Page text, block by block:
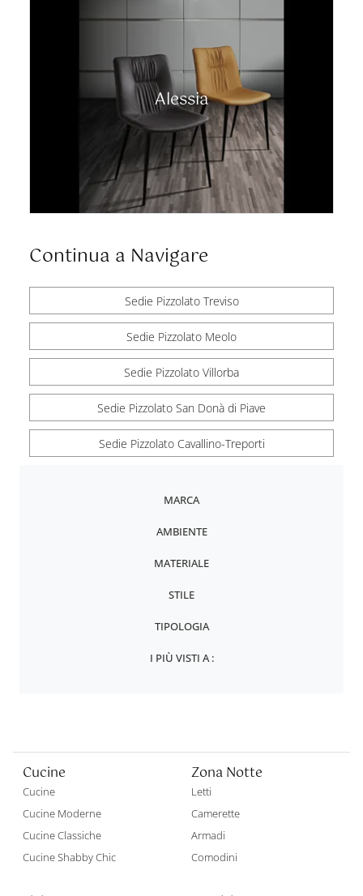
Alessia
Continua a Navigare
Sedie Pizzolato Treviso
Sedie Pizzolato Meolo
Sedie Pizzolato Villorba
Sedie Pizzolato San Donà di Piave
Sedie Pizzolato Cavallino-Treporti
MARCA
AMBIENTE
MATERIALE
STILE
TIPOLOGIA
I PIÙ VISTI A :
Cucine
Cucine
Cucine Moderne
Cucine Classiche
Cucine Shabby Chic
Zona Notte
Letti
Camerette
Armadi
Comodini